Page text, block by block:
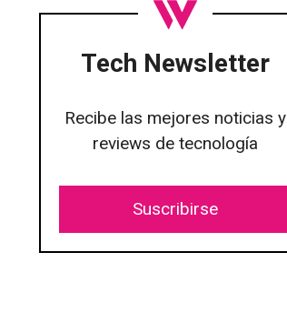
Tech Newsletter
Recibe las mejores noticias y
reviews de tecnología
Suscribirse